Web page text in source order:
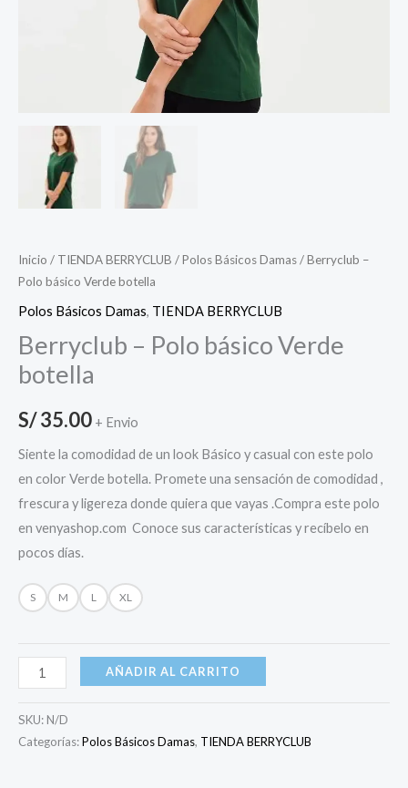
Inicio / TIENDA BERRYCLUB /Polos Básicos Damas/ Berryclub –
Polo básico Verde botella
Polos Básicos Damas, TIENDA BERRYCLUB
Berryclub – Polo básico Verde
botella
S/35.00 + Envio
Siente la comodidad de un look Básico y casual con este polo
en color Verde botella. Promete una sensación de comodidad ,
frescura y ligereza donde quiera que vayas .Compra este polo
en venyashop.com Conoce sus características y recíbelo en
pocos días.
S M L XL
AÑADIR AL CARRITO
SKU: N/D
Categorías:Polos Básicos Damas, TIENDA BERRYCLUB